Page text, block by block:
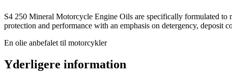
S4 250 Mineral Motorcycle Engine Oils are specifically formulated to
protection and performance with an emphasis on detergency, deposit
En olie anbefalet til motorcykler
Yderligere information